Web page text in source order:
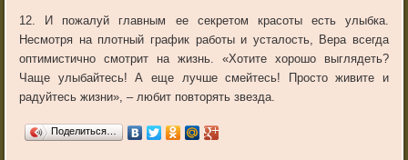
12. И пожалуй главным ее секретом красоты есть улыбка.
Несмотря на плотный график работы и усталость, Вера всегда
оптимистично смотрит на жизнь. «Хотите хорошо выглядеть?
Чаще улыбайтесь! А еще лучше смейтесь! Просто живите и
радуйтесь жизни», – любит повторять звезда.
Поделиться…